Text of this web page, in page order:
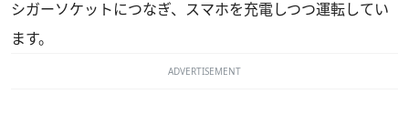
シガーソケットにつなぎ、スマホを充電しつつ運転してい
ます。
ADVERTISEMENT